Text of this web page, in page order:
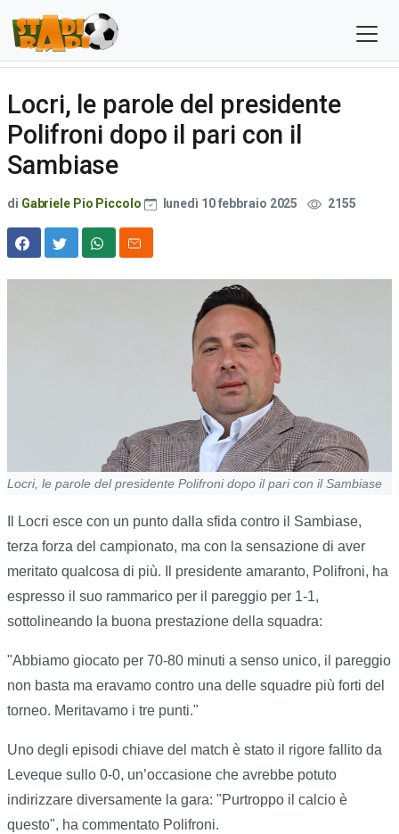
Locri, le parole del presidente
Polifroni dopo il pari con il
Sambiase
di Gabriele Pio Piccolo lunedì 10 febbraio 2025 2155
Locri, le parole del presidente Polifroni dopo il pari con il Sambiase
Il Locri esce con un punto dalla sfida contro il Sambiase,
terza forza del campionato, ma con la sensazione di aver
meritato qualcosa di più. Il presidente amaranto, Polifroni, ha
espresso il suo rammarico per il pareggio per 1-1,
sottolineando la buona prestazione della squadra:
"Abbiamo giocato per 70-80 minuti a senso unico, il pareggio
non basta ma eravamo contro una delle squadre più forti del
torneo. Meritavamo i tre punti."
Uno degli episodi chiave del match è stato il rigore fallito da
Leveque sullo 0-0, un’occasione che avrebbe potuto
indirizzare diversamente la gara: "Purtroppo il calcio è
questo", ha commentato Polifroni.